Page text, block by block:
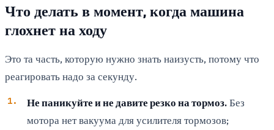
Что делать в момент, когда машина
глохнет на ходу
Это та часть, которую нужно знать наизусть, потому что
реагировать надо за секунду.
Не паникуйте и не давите резко на тормоз.Без
мотора нет вакуума для усилителя тормозов;